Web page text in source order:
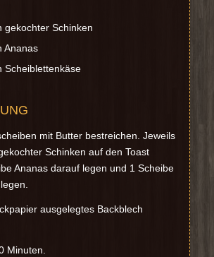
gekochter Schinken
Ananas
Scheiblettenkäse
mit Butter bestreichen. Jeweils
Schinken auf den Toast
Ananas darauf legen und 1 Scheibe
ausgelegtes Backblech
Minuten.